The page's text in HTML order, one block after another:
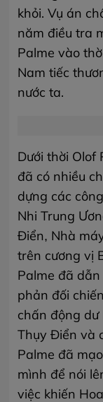
khỏi. Vụ án
năm điều tra
Palme vào
Nam tiếc
nước ta.
Dưới thời Olof
đã có nhiều
dựng các
Nhi Trung
Điển, Nhà
trên cương vị
Palme đã
phản đối
chấn động
Thụy Điển và
Palme đã
mình để nói
việc khiến